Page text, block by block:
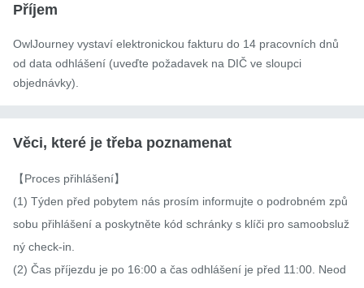
Příjem
OwlJourney vystaví elektronickou fakturu do 14 pracovních dnů
od data odhlášení (uveďte požadavek na DIČ ve sloupci
objednávky).
Věci, které je třeba poznamenat
【Proces přihlášení】
(1) Týden před pobytem nás prosím informujte o podrobném způ
sobu přihlášení a poskytněte kód schránky s klíči pro samoobsluž
ný check-in.
(2) Čas příjezdu je po 16:00 a čas odhlášení je před 11:00. Neod